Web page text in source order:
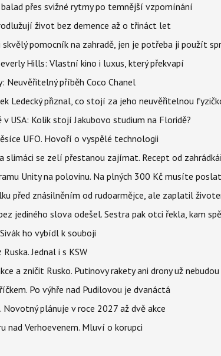
přes svižné rytmy po temnější vzpomínání
život bez demence až o třináct let
pomocník na zahradě, jen je potřeba ji použít
Hills: Vlastní kino i luxus, který překvapí
Neuvěřitelný příběh Coco Chanel
Ledecký přiznal, co stojí za jeho neuvěřitelnou
v USA: Kolik stojí Jakubovo studium na Floridě?
UFO. Hovoří o vyspělé technologii
slimáci se zelí přestanou zajímat. Recept od
Unity na polovinu. Na plných 300 Kč musíte
před znásilněním od rudoarmějce, ale zaplatil
jediného slova odešel. Sestra pak otci řekla, kam
ho vybídl k souboji
Jednal i s KSW
a zničit Rusko. Putinovy rakety ani drony už
Po výhře nad Pudilovou je dvanáctá
Novotný plánuje v roce 2027 až dvě akce
nad Verhoevenem. Mluví o korupci